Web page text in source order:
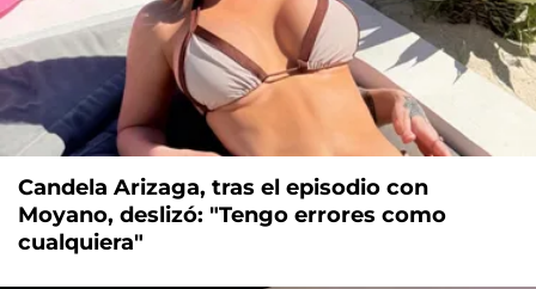
Candela Arizaga, tras el episodio con
Moyano, deslizó: "Tengo errores como
cualquiera"